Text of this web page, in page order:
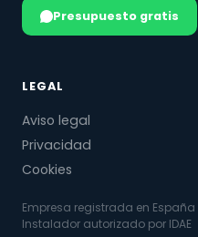
Presupuesto gratis
LEGAL
Aviso legal
Privacidad
Cookies
Empresa registrada en España
Instalador autorizado por IDAE